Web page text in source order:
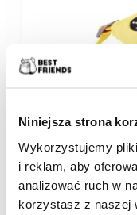
Niniejsza strona
Wykorzystujemy
i reklam, aby
analizować ruch w
korzystasz z naszej
Szelki dla